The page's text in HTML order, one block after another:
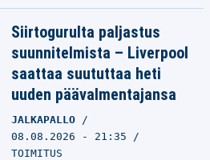
Siirtogurulta paljastus
suunnitelmista – Liverpool
saattaa suututtaa heti
uuden päävalmentajansa
JALKAPALLO
08.08.2026 - 21:35
TOIMITUS